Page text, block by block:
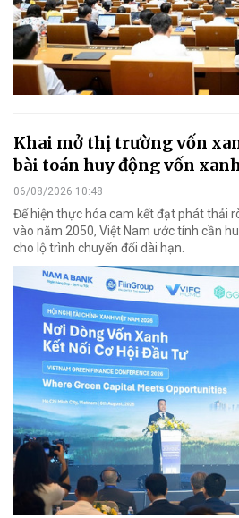
Khai mở thị trường vốn
bài toán huy động vốn
06/08/2026 10:48
Để hiện thực hóa cam kết đạt phát thải
vào năm 2050, Việt Nam ước tính cần
cho lộ trình chuyển đổi dài hạn.